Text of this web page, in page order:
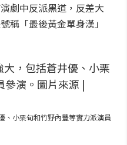
劇中反派黑道，反差大
稱「最後黃金單身漢」
、小栗旬和竹野內豐等實力派演員